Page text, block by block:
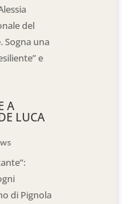
del
Sogna una
e
A
LUCA
di Pignola